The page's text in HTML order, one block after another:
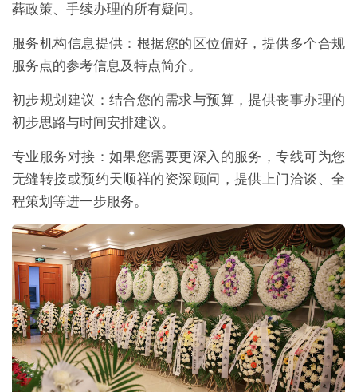
葬政策、手续办理的所有疑问。
服务机构信息提供：根据您的区位偏好，提供多个合规
服务点的参考信息及特点简介。
初步规划建议：结合您的需求与预算，提供丧事办理的
初步思路与时间安排建议。
专业服务对接：如果您需要更深入的服务，专线可为您
无缝转接或预约天顺祥的资深顾问，提供上门洽谈、全
程策划等进一步服务。